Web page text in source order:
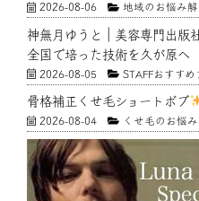
2026-08-06 地域のお悩み
神無月ゆうと｜美容専門出版
全国で培った技術を久が原へ
2026-08-05 STAFFおすすめ
骨格補正くせ毛ショートボブ
2026-08-04 くせ毛のお悩み